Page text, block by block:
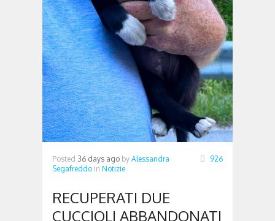
Posted 36 days ago by Alessandra
Segafreddo in Notizie
926
RECUPERATI DUE
CUCCIOLI ABBANDONATI